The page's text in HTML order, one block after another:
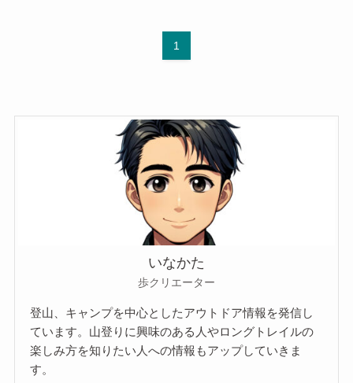
1
いなかた
歩クリエーター
登山、キャンプを中心としたアウトドア情報を発信し
ています。山登りに興味のある人やロングトレイルの
楽しみ方を知りたい人への情報もアップしていきま
す。